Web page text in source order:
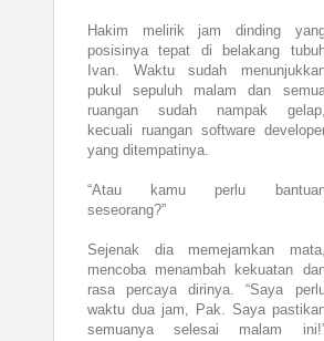
Hakim melirik jam dinding
posisinya tepat di belakang
Ivan. Waktu sudah
pukul sepuluh malam dan
ruangan sudah nampak gelap,
kecuali ruangan software
yang ditempatinya.
“Atau kamu perlu
seseorang?”
Sejenak dia memejamkan mata,
mencoba menambah kekuatan
rasa percaya dirinya. “Saya
waktu dua jam, Pak. Saya
semuanya selesai malam